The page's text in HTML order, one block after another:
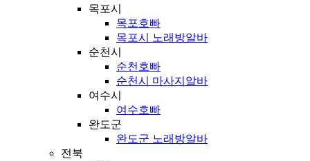
목포시
목포호빠
목포시 노래방알바
순천시
순천호빠
순천시 마사지알바
여수시
여수호빠
완도군
완도군 노래방알바
전북